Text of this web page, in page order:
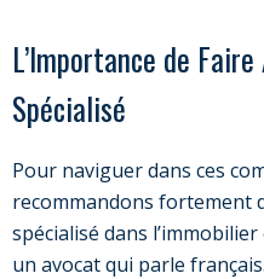
L’Importance de
Spécialisé
Pour naviguer dans ces
recommandons fortement
spécialisé dans
un avocat qui parle